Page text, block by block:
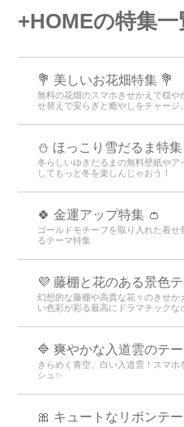
+HOMEの特集一
💐 美しいお花畑特集 💐
無料の花畑のスマホきせかえで穏
せ替えで安らぎと癒やしをチャージ。
⛄ ほっこり雪だるま特集
冬らしいゆきだるまの無料壁紙や
してもっと冬を楽しんじゃおう！
🍀 金運アップ特集 👛
ゴールドモチーフを取り入れた着
るテーマ特集
💜 藤棚と花のある景色
幻想的な藤棚や高貴な花々のきせか
い色彩が彩る最高にドラマチック
🔷 爽やかな入道雲のテ
きらめく青空、白い入道雲！スマ
シュ✨
🎀 キュートなリボンテ